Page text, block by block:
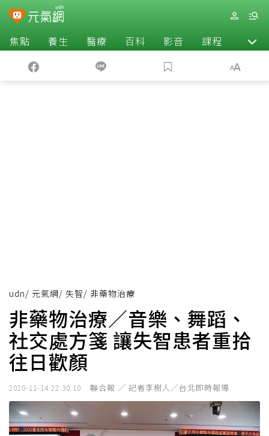
焦點 養生 醫療 百科 影音 課程 退休
udn/ 元氣網/ 失智/ 非藥物治療
非藥物治療／音樂、舞蹈、
社交處方箋 讓失智患者重拾
往日歡顏
2020-11-14 22:30:10 聯合報 ／ 記者李樹人／台北即時報導